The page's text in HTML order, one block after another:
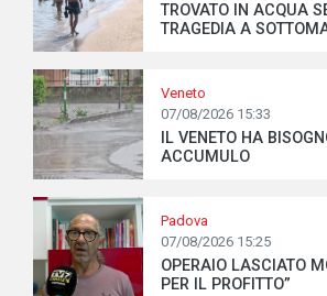
TROVATO IN ACQUA
TRAGEDIA A
Veneto
07/08/2026 15:33
IL VENETO HA
ACCUMULO
Padova
07/08/2026 15:25
OPERAIO LASCIATO
PER IL PROFITTO”